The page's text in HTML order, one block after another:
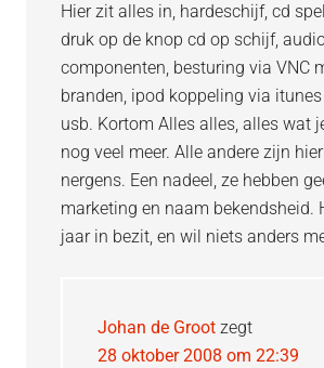
Hier zit alles in, hardeschijf, cd
druk op de knop cd op schijf,
componenten, besturing via VNC
branden, ipod koppeling via
usb. Kortom Alles alles, alles wat
nog veel meer. Alle andere zijn
nergens. Een nadeel, ze hebben
marketing en naam bekendsheid.
jaar in bezit, en wil niets anders
Johan de Groot zegt
28 oktober 2008 om 22:39